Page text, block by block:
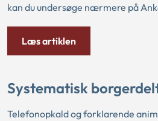
kan du undersøge nærmere på
Læs artiklen
Systematisk
Telefonopkald og forklarende